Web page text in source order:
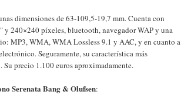
dimensiones de 63-109,5-19,7 mm. Cuenta con
240×240 píxeles, bluetooth, navegador WAP y una
MP3, WMA, WMA Lossless 9.1 y AAC, y en cuanto a
Seguramente, su característica más
Su precio 1.100 euros aproximadamente.
Serenata Bang & Olufsen: